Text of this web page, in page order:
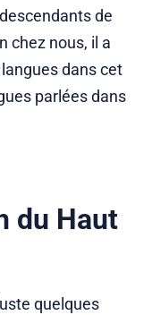
de
chez nous, il a
dans cet
parlées dans
du Haut
quelques